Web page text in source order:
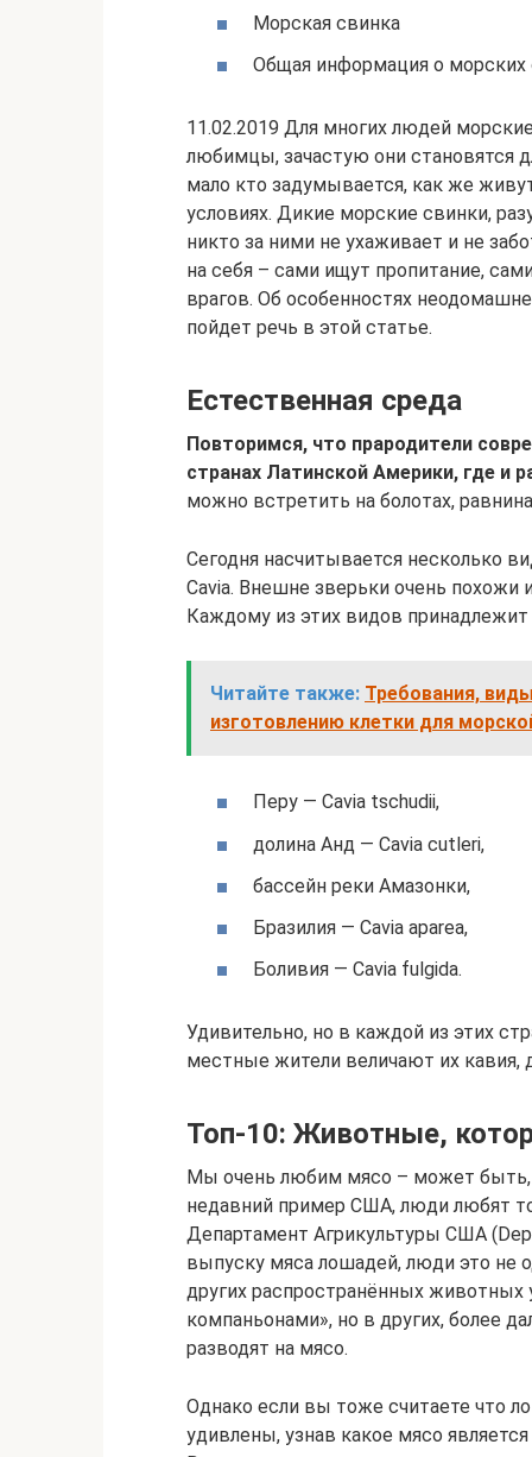
Морская свинка
Общая информация о морских
11.02.2019 Для многих людей
любимцы, зачастую они становятся
мало кто задумывается, как же
условиях. Дикие морские свинки,
никто за ними не ухаживает и не
на себя – сами ищут пропитание,
врагов. Об особенностях
пойдет речь в этой статье.
Естественная среда
Повторимся, что прародители
странах Латинской Америки, где и
можно встретить на болотах,
Сегодня насчитывается несколько
Cavia. Внешне зверьки очень похожи
Каждому из этих видов
Читайте также: Требования,
изготовлению клетки для
Перу — Cavia tschudii,
долина Анд — Cavia cutleri,
бассейн реки Амазонки,
Бразилия — Cavia aparea,
Боливия — Cavia fulgida.
Удивительно, но в каждой из этих
местные жители величают их кавия,
Топ-10: Животные,
Мы очень любим мясо – может быть,
недавний пример США, люди любят
Департамент Агрикультуры США
выпуску мяса лошадей, люди это не
других распространённых
компаньонами», но в других, более
разводят на мясо.
Однако если вы тоже считаете что
удивлены, узнав какое мясо